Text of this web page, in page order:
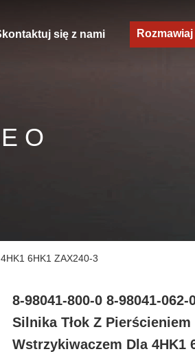
się z nami
O
6HK1 ZAX240-3
8-98041-800-0 8-98041-
Silnika Tłok Z Pierścieniem
Wstrzykiwaczem Dla 4HK1